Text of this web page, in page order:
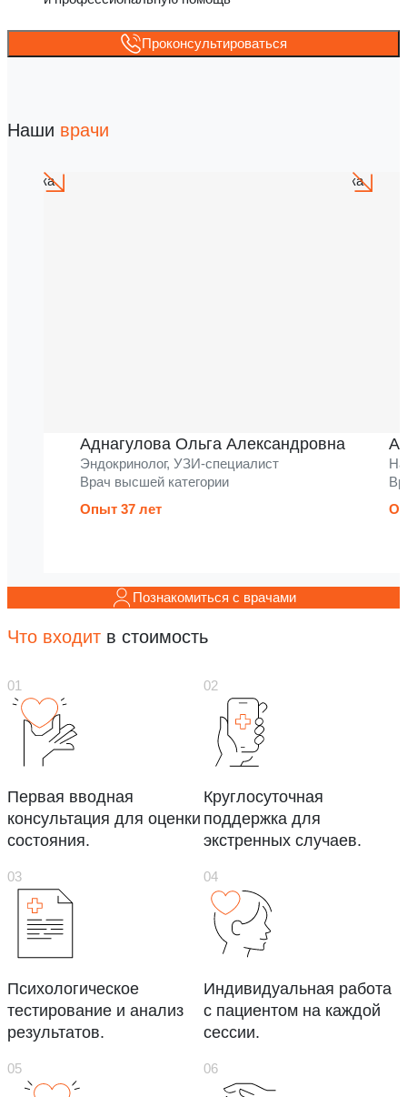
Проконсультироваться
Наши врачи
Аднагулова Ольга Александровна
Эндокринолог, УЗИ-специалист
Врач высшей категории
Опыт 37 лет
Познакомиться с врачами
Что входит в стоимость
Первая вводная
консультация для оценки
состояния.
Круглосуточная
поддержка для
экстренных случаев.
Психологическое
тестирование и анализ
результатов.
Индивидуальная работа
с пациентом на каждой
сессии.